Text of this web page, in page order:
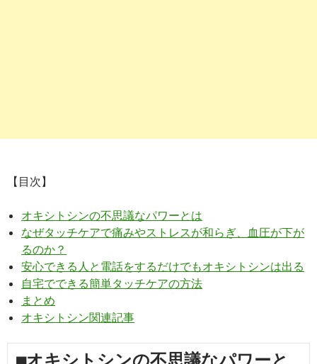
【目次】
オキシトシンの不思議なパワーとは
なぜタッチケアで痛みやストレスが和らぎ、血圧が下が
るのか？
安心できる人と電話をするだけでもオキシトシンは出る
自宅でできる簡単タッチケアの方法
まとめ
オキシトシン関連記事